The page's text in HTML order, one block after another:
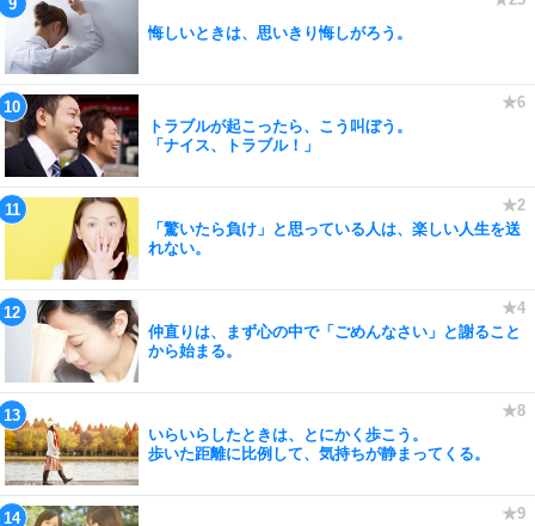
悔しいときは、思いきり悔しがろう。
トラブルが起こったら、こう叫ぼう。
「ナイス、トラブル！」
「驚いたら負け」と思っている人は、楽しい人生を送
れない。
仲直りは、まず心の中で「ごめんなさい」と謝ること
から始まる。
いらいらしたときは、とにかく歩こう。
歩いた距離に比例して、気持ちが静まってくる。